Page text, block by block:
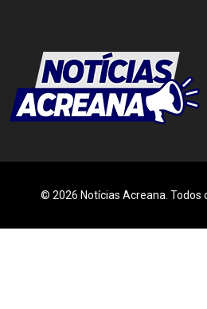
© 2026 Notícias Acreana. Todos